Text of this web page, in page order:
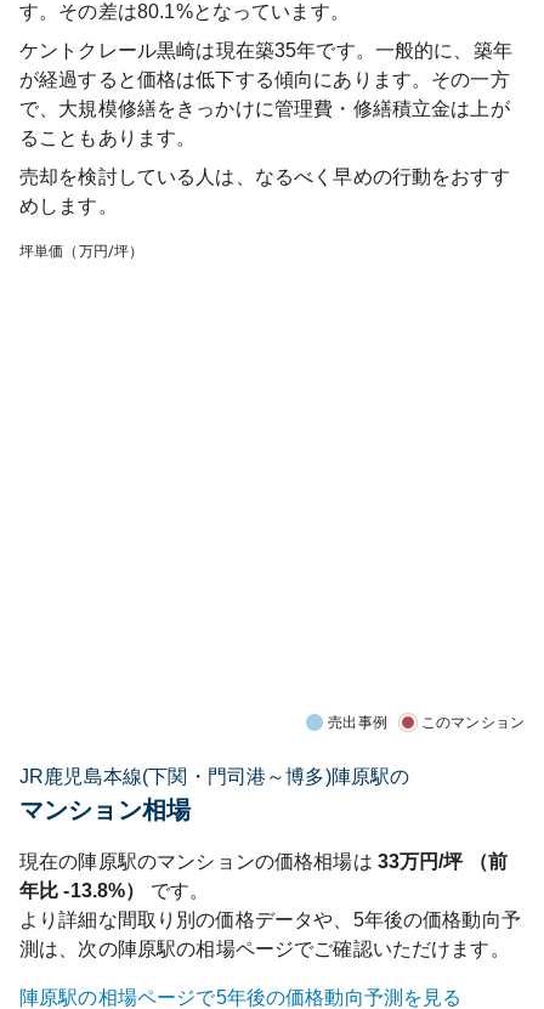
す。その差は80.1%となっています。
ケントクレール黒崎は現在築35年です。一般的に、築年
が経過すると価格は低下する傾向にあります。その一方
で、大規模修繕をきっかけに管理費・修繕積立金は上が
ることもあります。
売却を検討している人は、なるべく早めの行動をおすす
めします。
坪単価（万円/坪）
売出事例 このマンション
JR鹿児島本線(下関・門司港～博多)陣原駅の
マンション相場
現在の陣原駅のマンションの価格相場は 33万円/坪 （前
年比-13.8%）
です。
より詳細な間取り別の価格データや、5年後の価格動向予
測は、次の陣原駅の相場ページでご確認いただけます。
陣原駅の相場ページで5年後の価格動向予測を見る